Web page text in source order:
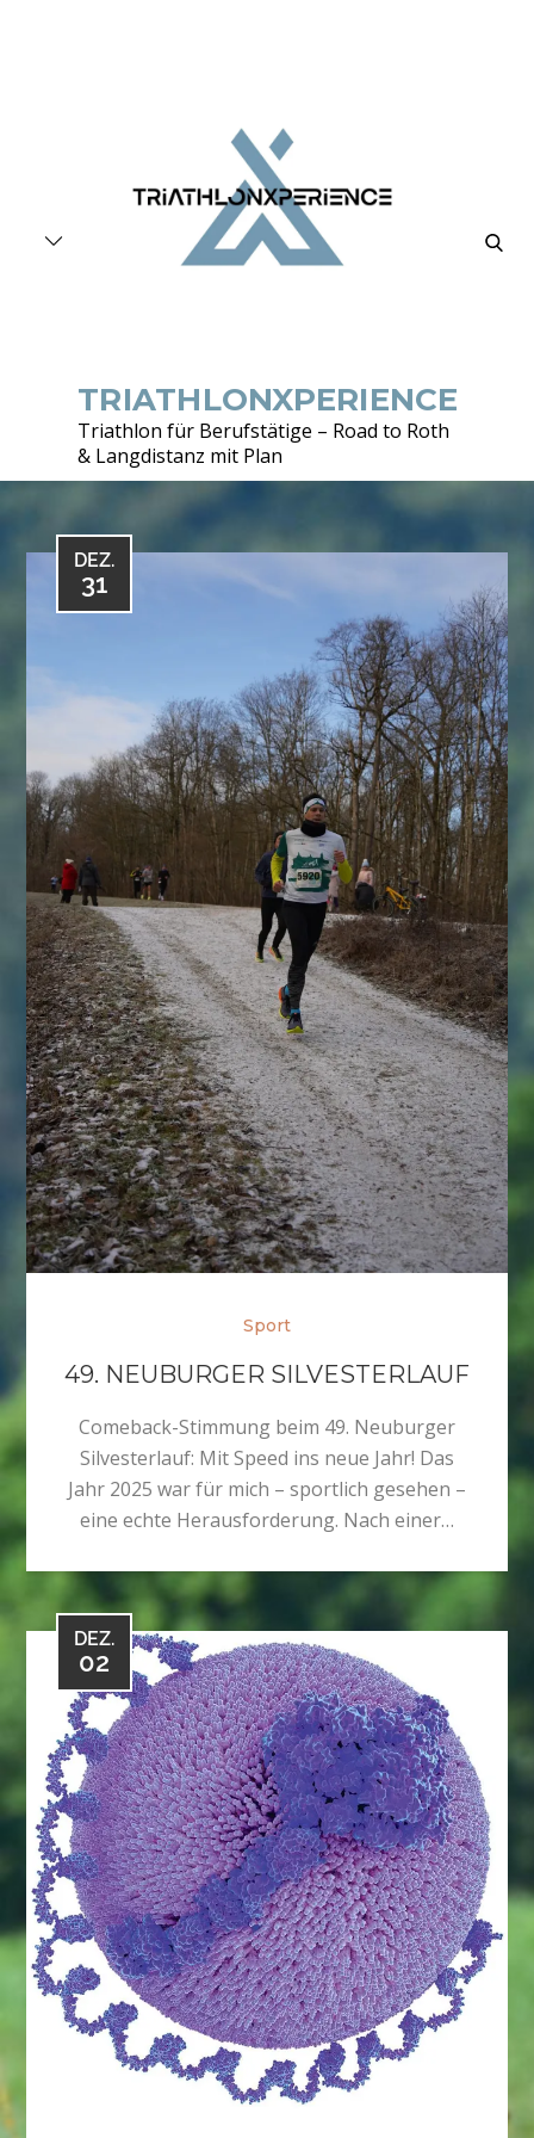
TRIATHLONXPERIENCE
Triathlon für Berufstätige – Road to Roth
& Langdistanz mit Plan
DEZ.
31
Sport
49. NEUBURGER SILVESTERLAUF
Comeback-Stimmung beim 49. Neuburger
Silvesterlauf: Mit Speed ins neue Jahr! Das
Jahr 2025 war für mich – sportlich gesehen –
eine echte Herausforderung. Nach einer…
DEZ.
02